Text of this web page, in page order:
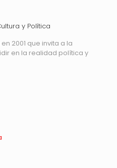
y Política
2001 que invita a la
en la realidad política y